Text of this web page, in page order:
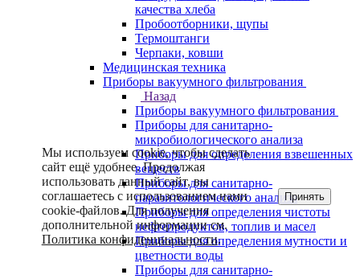
качества хлеба
Пробоотборники, щупы
Термоштанги
Черпаки, ковши
Медицинская техника
Приборы вакуумного фильтрования
Назад
Приборы вакуумного фильтрования
Приборы для санитарно-
микробиологического анализа
Приборы для определения взвешенных
веществ
Приборы для санитарно-
паразитологического анализа
Приборы для определения чистоты
нефтепродуктов, топлив и масел
Приборы для определения мутности и
цветности воды
Приборы для санитарно-
Мы используем cookie, чтобы сделать
сайт ещё удобнее. Продолжая
использовать данный сайт, вы
соглашаетесь с использованием нами
cookie-файлов. Для получения
дополнительной информации см.
Политика конфиденциальности.
Принять